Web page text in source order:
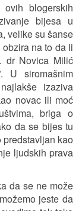
blogerskih
bijesa u
velike su šanse
na to da li
dr Novica Milić
U siromašnim
izaziva
novac ili moć
briga o
da se bijes tu
kao
ljudskih prava
da se ne može
jeste da